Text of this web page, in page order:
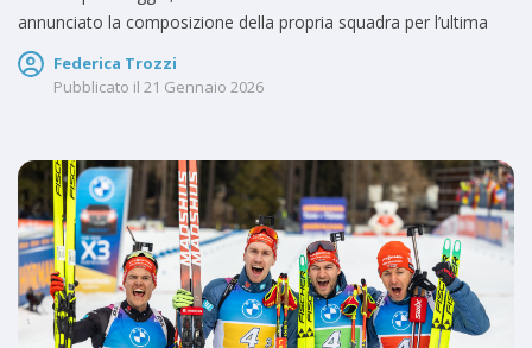
annunciato la composizione della propria squadra per l’ultima
Federica Trozzi
Pubblicato il 21 Gennaio 2026